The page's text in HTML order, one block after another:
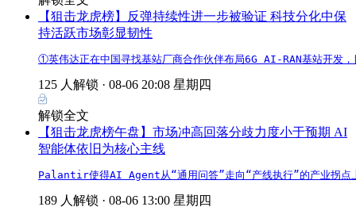
【狙击龙虎榜】反弹持续性进一步被验证 科技分化中保
持活跃市场彰显韧性
①英伟达正在中国寻找基站厂商合作伙伴布局6G AI-RAN基站开发
125 人解锁 · 08-06 20:08 星期四
解锁全文
【狙击龙虎榜午盘】市场冲高回落分歧力度小于预期 AI
智能体依旧为核心主线
Palantir使得AI Agent从“通用问答”走向“产线执行”的产业拐点上
189 人解锁 · 08-06 13:00 星期四